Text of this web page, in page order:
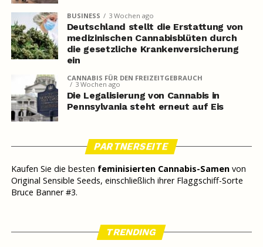
BUSINESS 3 Wochen ago
Deutschland stellt die Erstattung von
medizinischen Cannabisblüten durch
die gesetzliche Krankenversicherung
ein
CANNABIS FÜR DEN FREIZEITGEBRAUCH
3 Wochen ago
Die Legalisierung von Cannabis in
Pennsylvania steht erneut auf Eis
PARTNERSEITE
Kaufen Sie die besten feminisierten Cannabis-Samenvon
Original Sensible Seeds, einschließlich ihrer Flaggschiff-Sorte
Bruce Banner #3.
TRENDING